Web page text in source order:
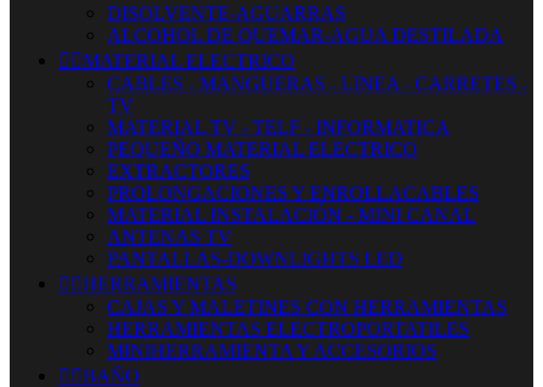
DISOLVENTE-AGUARRAS
ALCOHOL DE QUEMAR-AGUA DESTILADA
 MATERIAL ELECTRICO
CABLES - MANGUERAS - LINEA - CARRETES -
TV
MATERIAL TV - TELF - INFORMATICA
PEQUEÑO MATERIAL ELECTRICO
EXTRACTORES
PROLONGACIONES Y ENROLLACABLES
MATERIAL INSTALACIÓN - MINI CANAL
ANTENAS TV
PANTALLAS-DOWNLIGHTS LED
 HERRAMIENTAS
CAJAS Y MALETINES CON HERRAMIENTAS
HERRAMIENTAS ELECTROPORTATILES
MINIHERRAMIENTA Y ACCESORIOS
 BAÑO